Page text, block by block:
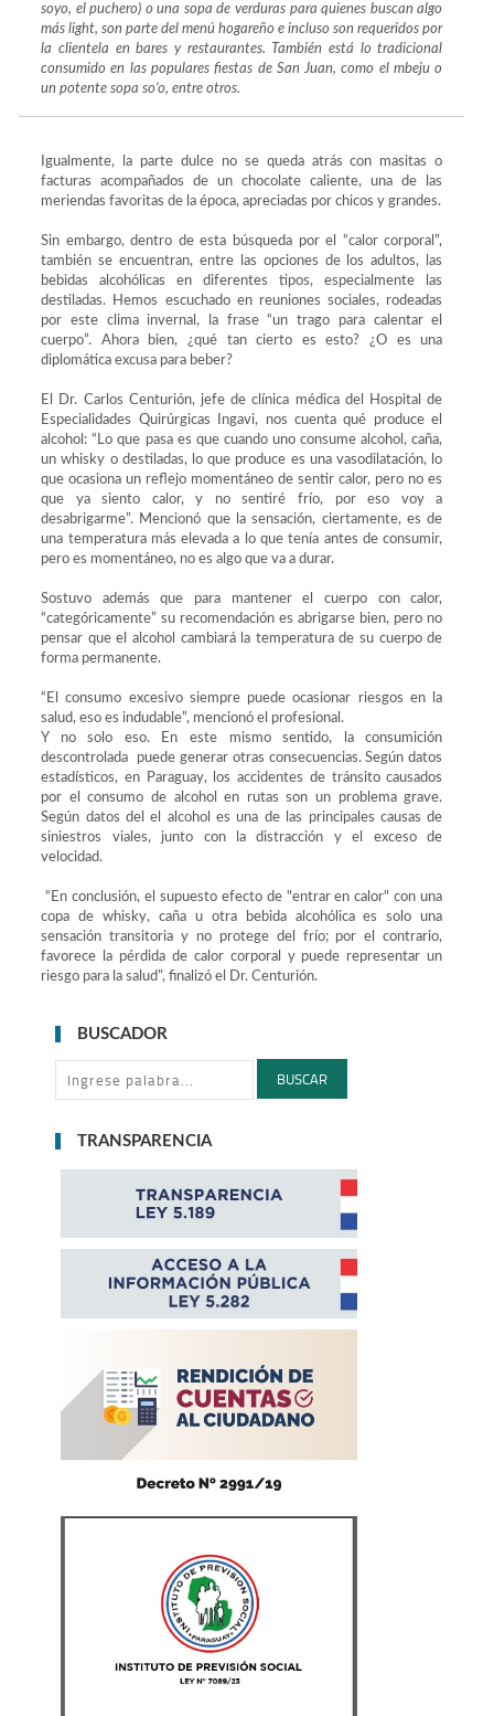
soyo, el puchero) o una sopa de verduras para quienes buscan algo
más light, son parte del menú hogareño e incluso son requeridos por
la clientela en bares y restaurantes. También está lo tradicional
consumido en las populares fiestas de San Juan, como el mbeju o
un potente sopa so’o, entre otros.
Igualmente, la parte dulce no se queda atrás con masitas o
facturas acompañados de un chocolate caliente, una de las
meriendas favoritas de la época, apreciadas por chicos y grandes.
Sin embargo, dentro de esta búsqueda por el “calor corporal”,
también se encuentran, entre las opciones de los adultos, las
bebidas alcohólicas en diferentes tipos, especialmente las
destiladas. Hemos escuchado en reuniones sociales, rodeadas
por este clima invernal, la frase “un trago para calentar el
cuerpo”. Ahora bien, ¿qué tan cierto es esto? ¿O es una
diplomática excusa para beber?
El Dr. Carlos Centurión, jefe de clínica médica del Hospital de
Especialidades Quirúrgicas Ingavi, nos cuenta qué produce el
alcohol: “Lo que pasa es que cuando uno consume alcohol, caña,
un whisky o destiladas, lo que produce es una vasodilatación, lo
que ocasiona un reflejo momentáneo de sentir calor, pero no es
que ya siento calor, y no sentiré frío, por eso voy a
desabrigarme”. Mencionó que la sensación, ciertamente, es de
una temperatura más elevada a lo que tenía antes de consumir,
pero es momentáneo, no es algo que va a durar.
Sostuvo además que para mantener el cuerpo con calor,
“categóricamente” su recomendación es abrigarse bien, pero no
pensar que el alcohol cambiará la temperatura de su cuerpo de
forma permanente.
“El consumo excesivo siempre puede ocasionar riesgos en la
salud, eso es indudable”, mencionó el profesional.
Y no solo eso. En este mismo sentido, la consumición
descontrolada puede generar otras consecuencias. Según datos
estadísticos, en Paraguay, los accidentes de tránsito causados
por el consumo de alcohol en rutas son un problema grave.
Según datos del el alcohol es una de las principales causas de
siniestros viales, junto con la distracción y el exceso de
velocidad.
“En conclusión, el supuesto efecto de "entrar en calor" con una
copa de whisky, caña u otra bebida alcohólica es solo una
sensación transitoria y no protege del frío; por el contrario,
favorece la pérdida de calor corporal y puede representar un
riesgo para la salud”, finalizó el Dr. Centurión.
BUSCADOR
BUSCAR
TRANSPARENCIA